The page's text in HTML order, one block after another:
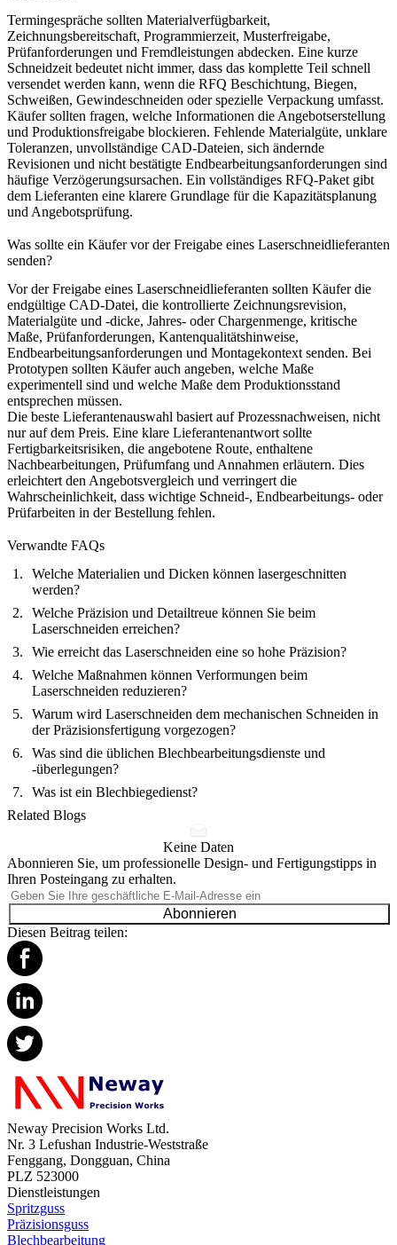
Termingespräche sollten Materialverfügbarkeit,
Zeichnungsbereitschaft, Programmierzeit, Musterfreigabe,
Prüfanforderungen und Fremdleistungen abdecken. Eine kurze
Schneidzeit bedeutet nicht immer, dass das komplette Teil schnell
versendet werden kann, wenn die RFQ Beschichtung, Biegen,
Schweißen, Gewindeschneiden oder spezielle Verpackung umfasst.
Käufer sollten fragen, welche Informationen die Angebotserstellung
und Produktionsfreigabe blockieren. Fehlende Materialgüte, unklare
Toleranzen, unvollständige CAD-Dateien, sich ändernde
Revisionen und nicht bestätigte Endbearbeitungsanforderungen sind
häufige Verzögerungsursachen. Ein vollständiges RFQ-Paket gibt
dem Lieferanten eine klarere Grundlage für die Kapazitätsplanung
und Angebotsprüfung.
Was sollte ein Käufer vor der Freigabe eines Laserschneidlieferanten
senden?
Vor der Freigabe eines Laserschneidlieferanten sollten Käufer die
endgültige CAD-Datei, die kontrollierte Zeichnungsrevision,
Materialgüte und -dicke, Jahres- oder Chargenmenge, kritische
Maße, Prüfanforderungen, Kantenqualitätshinweise,
Endbearbeitungsanforderungen und Montagekontext senden. Bei
Prototypen sollten Käufer auch angeben, welche Maße
experimentell sind und welche Maße dem Produktionsstand
entsprechen müssen.
Die beste Lieferantenauswahl basiert auf Prozessnachweisen, nicht
nur auf dem Preis. Eine klare Lieferantenantwort sollte
Fertigbarkeitsrisiken, die angebotene Route, enthaltene
Nachbearbeitungen, Prüfumfang und Annahmen erläutern. Dies
erleichtert den Angebotsvergleich und verringert die
Wahrscheinlichkeit, dass wichtige Schneid-, Endbearbeitungs- oder
Prüfarbeiten in der Bestellung fehlen.
Verwandte FAQs
Welche Materialien und Dicken können lasergeschnitten
werden?
Welche Präzision und Detailtreue können Sie beim
Laserschneiden erreichen?
Wie erreicht das Laserschneiden eine so hohe Präzision?
Welche Maßnahmen können Verformungen beim
Laserschneiden reduzieren?
Warum wird Laserschneiden dem mechanischen Schneiden in
der Präzisionsfertigung vorgezogen?
Was sind die üblichen Blechbearbeitungsdienste und
-überlegungen?
Was ist ein Blechbiegedienst?
Related Blogs
Keine Daten
Abonnieren Sie, um professionelle Design- und Fertigungstipps in
Ihren Posteingang zu erhalten.
Abonnieren
Diesen Beitrag teilen:
Neway Precision Works Ltd.
Nr. 3 Lefushan Industrie-Weststraße
Fenggang, Dongguan, China
PLZ 523000
Dienstleistungen
Spritzguss
Präzisionsguss
Blechbearbeitung